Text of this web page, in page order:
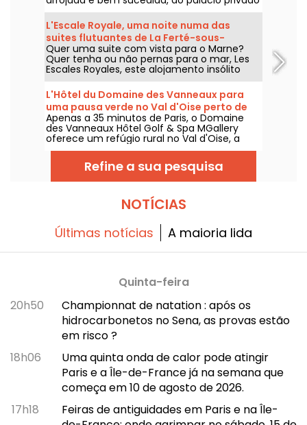
do Príncipe Roland Bonaparte para um hotel
classificado como Monumento Histórico e
um palácio distinto.
L'Escale Royale, uma noite numa das
suites flutuantes de La Ferté-sous-
Jouarre (77)
Quer uma suite com vista para o Marne?
Quer tenha ou não pernas para o mar, Les
Escales Royales, este alojamento insólito
sobre a água, oferece-lhe a possibilidade de
passar uma noite (ou mais, se preferir)
numa das suas suites flutuantes perto de La
Ferté-sous-Jouarre.
L'Hôtel du Domaine des Vanneaux para
uma pausa verde no Val d'Oise perto de
l'Isle Adam-95
Apenas a 35 minutos de Paris, o Domaine
des Vanneaux Hôtel Golf & Spa MGallery
oferece um refúgio rural no Val d'Oise, a
dois passos de L'Isle-Adam. Situado no
coração de um campo de golfe verdejante,
este estabelecimento de 4 estrelas oferece
uma estadia que combina bem-estar,
para um fim de semana relaxante a dois ou
para uma pausa em família.
Refine a sua pesquisa
NOTÍCIAS
Últimas notícias A maioria lida
Quinta-feira
20h50
Championnat de natation : após os
hidrocarbonetos no Sena, as provas estão
em risco ?
18h06
Uma quinta onda de calor pode atingir
Paris e a Île-de-France já na semana que
começa em 10 de agosto de 2026.
17h18
Feiras de antiguidades em Paris e na Île-